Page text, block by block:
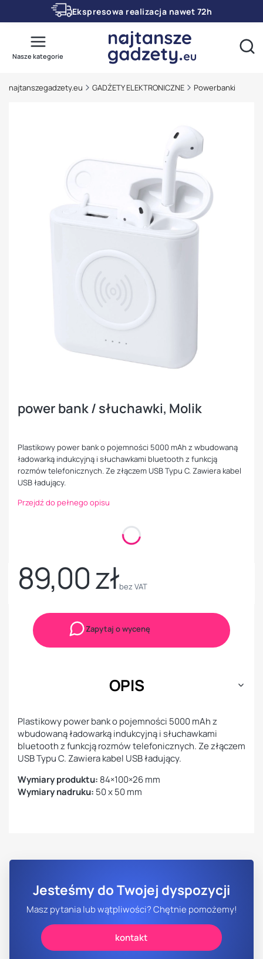
Ekspresowa realizacja nawet 72h
Nasze kategorie
najtanszegadzety.eu GADŻETY ELEKTRONICZNE Powerbanki
power bank / słuchawki, Molik
Plastikowy power bank o pojemności 5000 mAh z wbudowaną
ładowarką indukcyjną i słuchawkami bluetooth z funkcją
rozmów telefonicznych. Ze złączem USB Typu C. Zawiera kabel
USB ładujący.
Przejdź do pełnego opisu
Cena
89,00 złbez VAT
Zapytaj o wycenę
OPIS
Plastikowy power bank o pojemności 5000 mAh z
wbudowaną ładowarką indukcyjną i słuchawkami
bluetooth z funkcją rozmów telefonicznych. Ze złączem
USB Typu C. Zawiera kabel USB ładujący.
Wymiary produktu: 84×100×26 mm
Wymiary nadruku: 50 x 50 mm
Jesteśmy do Twojej dyspozycji
Masz pytania lub wątpliwości? Chętnie pomożemy!
kontakt